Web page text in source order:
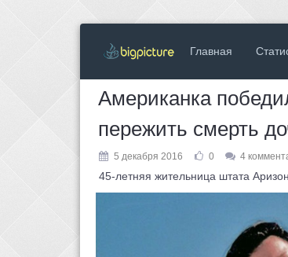
Главная
Американка
пережить смерть
5 декабря 2016 0 4
45-летняя жительница штата